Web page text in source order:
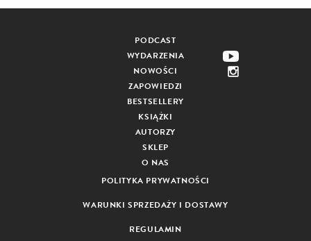
PODCAST
WYDARZENIA
NOWOŚCI
ZAPOWIEDZI
BESTSELLERY
KSIĄŻKI
AUTORZY
SKLEP
O NAS
POLITYKA PRYWATNOŚCI
WARUNKI SPRZEDAŻY I DOSTAWY
REGULAMIN